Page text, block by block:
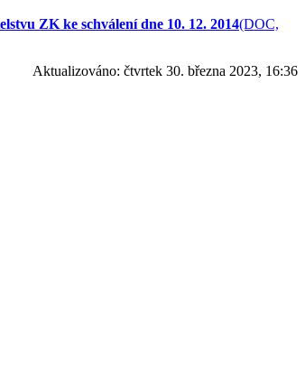
ZK ke schválení dne 10. 12. 2014(DOC,
Aktualizováno: čtvrtek 30. března 2023, 16:36